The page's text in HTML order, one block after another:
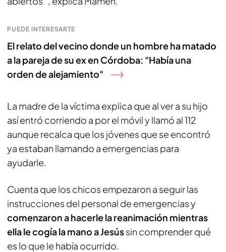
PUEDE INTERESARTE
El relato del vecino donde un hombre ha matado
a la pareja de su ex en Córdoba: "Había una
orden de alejamiento"
La madre de la víctima explica que al ver a su hijo
así entró corriendo a por el móvil y llamó al 112
aunque recalca que los jóvenes que se encontró
ya estaban llamando a emergencias para
ayudarle.
Cuenta que los chicos empezaron a seguir las
instrucciones del personal de emergencias y
comenzaron a hacerle la reanimación mientras
ella le cogía la mano a Jesússin comprender qué
es lo que le había ocurrido.